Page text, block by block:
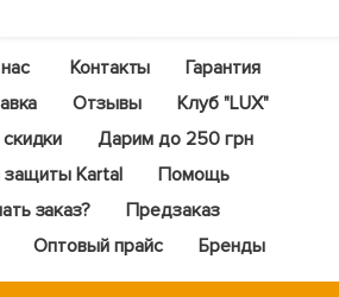
Контакты
Гарантия
Отзывы
Клуб "LUX"
Дарим до 250 грн
Kartal
Помощь
заказ?
Предзаказ
Оптовый прайс Бренды